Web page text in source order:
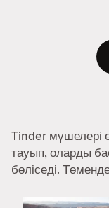
Tinder мүшелері
тауып, оларды
бөліседі.